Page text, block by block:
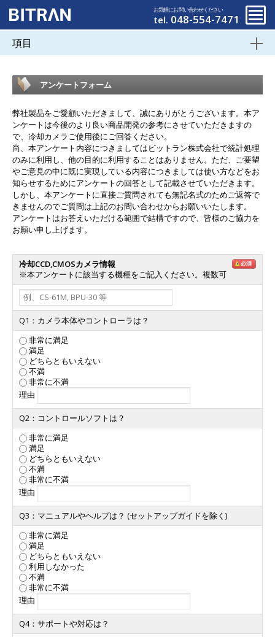
お気軽にお問い合わせください
tel. 048-554-7471
項目
アンケートフォーム
弊社製品をご愛顧いただきまして、誠にありがとうございます。本ア
ンケートは今後のより良い商品開発の参考にさせていただきますの
で、冷却カメラご使用後にご回答ください。
尚、本アンケート内容につきましてはビットラン株式会社で統計処理
のみに利用し、他の目的に利用することはありません。ただ、ご要望
やご意見の中に既に実現している内容につきましては使い方などをお
知らせするためにアンケートの回答として記載させていただきます。
しかし、本アンケートに直接ご質問されても無記名式のためご返答で
きませんのでご質問は上記のお問い合わせからお願いいたします。
アンケートはお答えいただける範囲で結構ですので、皆様のご協力を
お願い申し上げます。
冷却CCD,CMOSカメラ情報
※本アンケートに該当する機種をご記入ください。複数可
Q1：カメラ本体やコントローラは？
非常に満足
満足
どちらともいえない
不満
非常に不満
理由
Q2：コントロールソフトは？
非常に満足
満足
どちらともいえない
不満
非常に不満
理由
Q3：マニュアルやヘルプは？ (セットアップガイドを除く)
非常に満足
満足
どちらともいえない
利用しなかった
不満
非常に不満
理由
Q4：サポートや対応は？